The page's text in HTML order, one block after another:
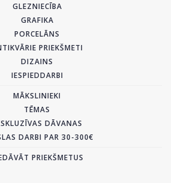
GLEZNIECĪBA
GRAFIKA
PORCELĀNS
PRIEKŠMETI
DIZAINS
IESPIEDDARBI
MĀKSLINIEKI
TĒMAS
DĀVANAS
DARBI PAR 30-300€
PRIEKŠMETUS